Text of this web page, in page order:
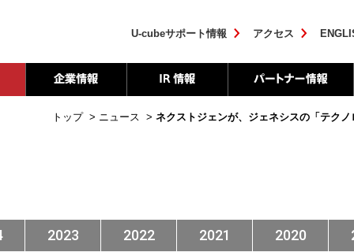
U-cubeサポート情報 アクセス
トップ > ニュース > ネクストジェンが、ジェネシスの「テク
2023 2022 2021 2020